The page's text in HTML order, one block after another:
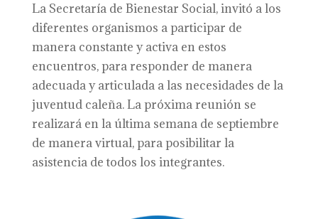
La Secretaría de Bienestar Social, invitó a los
diferentes organismos a participar de
manera constante y activa en estos
encuentros, para responder de manera
adecuada y articulada a las necesidades de la
juventud caleña. La próxima reunión se
realizará en la última semana de septiembre
de manera virtual, para posibilitar la
asistencia de todos los integrantes.